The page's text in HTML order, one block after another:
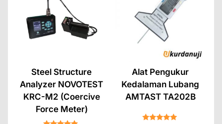
Steel Structure
Analyzer NOVOTEST
KRC-M2 (Coercive
Force Meter)
Alat Pengukur
Kedalaman Lubang
AMTAST TA202B